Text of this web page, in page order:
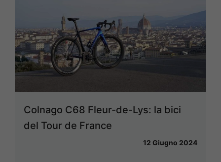
Colnago C68 Fleur-de-Lys: la bici
del Tour de France
12 Giugno 2024